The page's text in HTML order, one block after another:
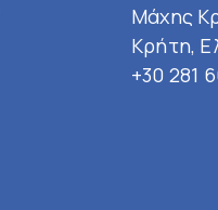
Μάχης
Κρήτη,
+30 281